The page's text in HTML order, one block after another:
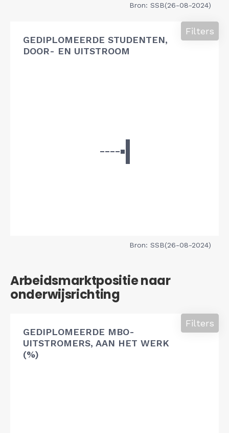
Bron: SSB(26-08-2024)
GEDIPLOMEERDE STUDENTEN,
DOOR- EN UITSTROOM
Filters
Bron: SSB(26-08-2024)
Arbeidsmarktpositie naar
onderwijsrichting
GEDIPLOMEERDE MBO-
UITSTROMERS, AAN HET WERK
(%)
Filters